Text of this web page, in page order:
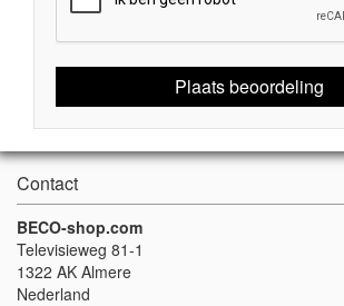
Plaats beoordeling
Contact
BECO-shop.com
Televisieweg 81-1
1322 AK Almere
Nederland